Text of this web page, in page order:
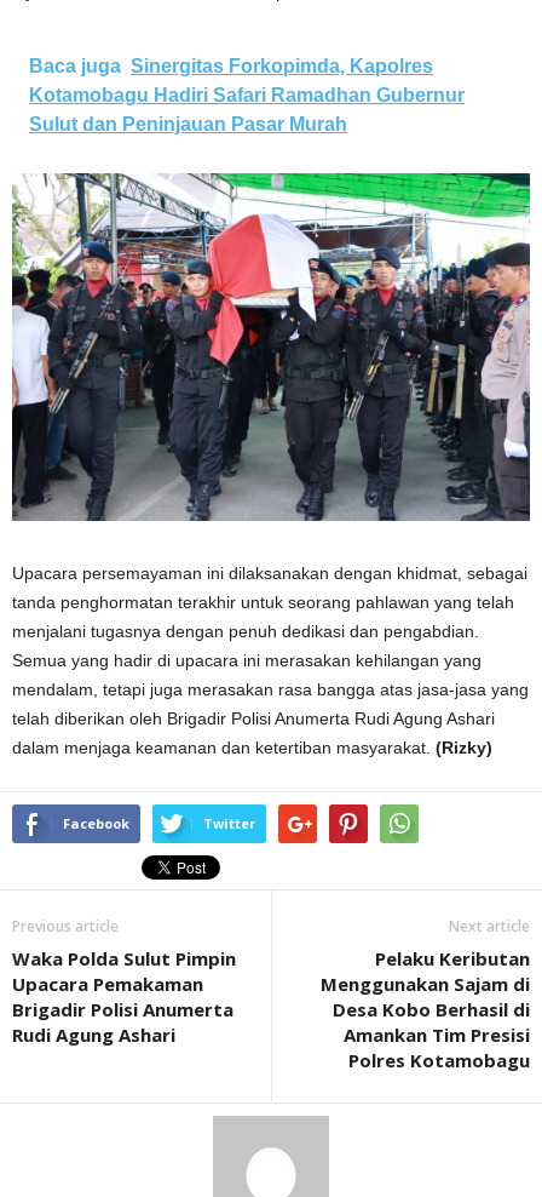
Baca juga Sinergitas Forkopimda, Kapolres
Kotamobagu Hadiri Safari Ramadhan Gubernur
Sulut dan Peninjauan Pasar Murah
Upacara persemayaman ini dilaksanakan dengan khidmat, sebagai
tanda penghormatan terakhir untuk seorang pahlawan yang telah
menjalani tugasnya dengan penuh dedikasi dan pengabdian.
Semua yang hadir di upacara ini merasakan kehilangan yang
mendalam, tetapi juga merasakan rasa bangga atas jasa-jasa yang
telah diberikan oleh Brigadir Polisi Anumerta Rudi Agung Ashari
dalam menjaga keamanan dan ketertiban masyarakat. (Rizky)
Facebook Twitter
Previous article
Waka Polda Sulut Pimpin
Upacara Pemakaman
Brigadir Polisi Anumerta
Rudi Agung Ashari
Next article
Pelaku Keributan
Menggunakan Sajam di
Desa Kobo Berhasil di
Amankan Tim Presisi
Polres Kotamobagu